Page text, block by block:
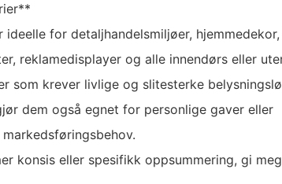
ideelle for detaljhandelsmiljøer,
reklamedisplayer og alle innendørs eller
som krever livlige og slitesterke
dem også egnet for personlige gaver eller
konsis eller spesifikk oppsummering, gi